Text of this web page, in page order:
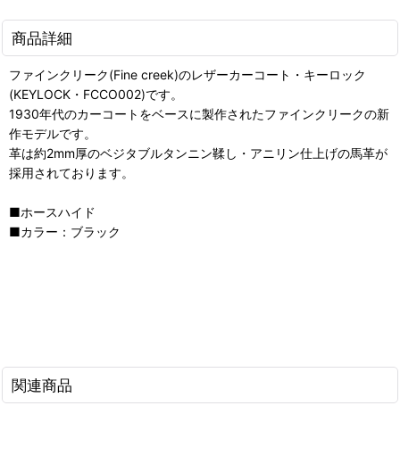
商品詳細
ファインクリーク(Fine creek)のレザーカーコート・キーロック
(KEYLOCK・FCCO002)です。
1930年代のカーコートをベースに製作されたファインクリークの新
作モデルです。
革は約2mm厚のベジタブルタンニン鞣し・アニリン仕上げの馬革が
採用されております。
■ホースハイド
■カラー：ブラック
関連商品